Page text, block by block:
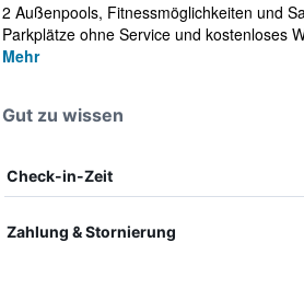
2 Außenpools, Fitnessmöglichkeiten und
Parkplätze ohne Service und kostenloses
Mehr
Gut zu wissen
Check-in-Zeit
Zahlung & Stornierung